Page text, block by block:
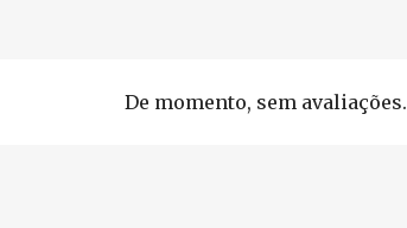
De momento, sem avaliações.